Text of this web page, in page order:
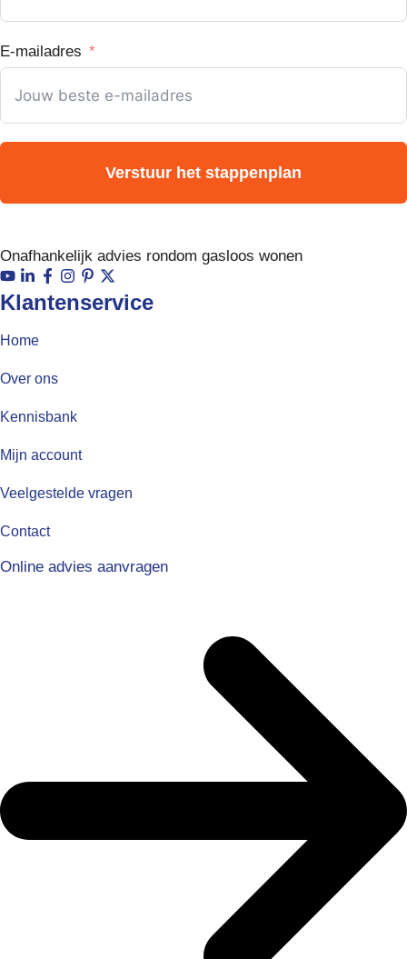
E-mailadres
Verstuur het stappenplan
Onafhankelijk advies rondom gasloos wonen
Klantenservice
Home
Over ons
Kennisbank
Mijn account
Veelgestelde vragen
Contact
Online advies aanvragen